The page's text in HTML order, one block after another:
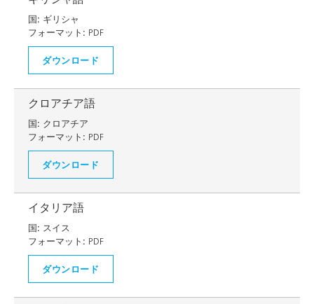
国: ギリシャ
フォーマット: PDF
ダウンロード
クロアチア語
国: クロアチア
フォーマット: PDF
ダウンロード
イタリア語
国: スイス
フォーマット: PDF
ダウンロード